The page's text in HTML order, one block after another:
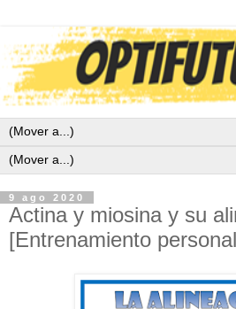
9 ago 2020
Actina y miosina y su
[Entrenamiento